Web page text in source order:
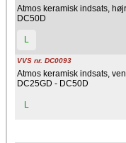
Atmos keramisk indsats,
DC50D
L
VVS nr. DC0093
Atmos keramisk indsats,
DC25GD - DC50D
L